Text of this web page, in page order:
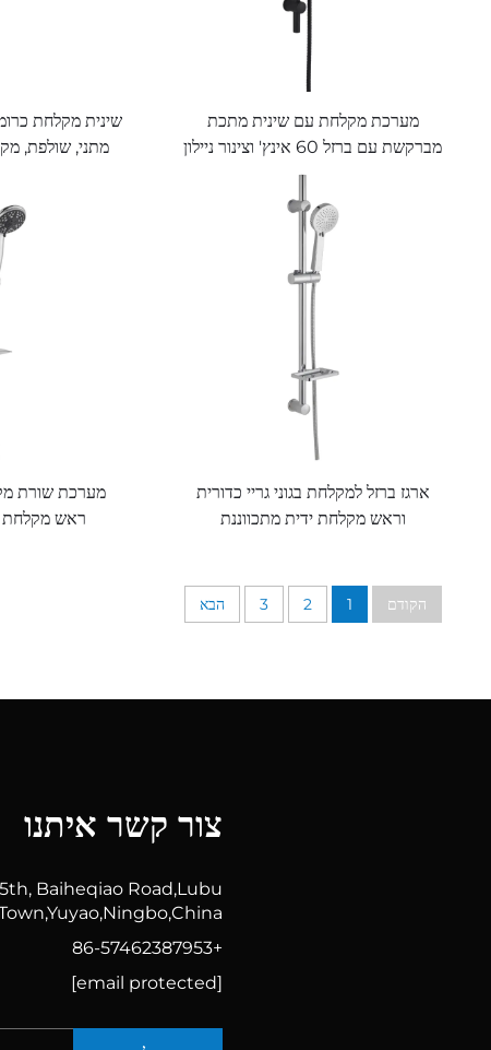
מערכת מקלחת עם שינית מתכת
מברקשת עם ברזל 60 אינץ' וצינור ניילון
שינית מקלחת
מתני, שולפת,
ארגז ברזל למקלחת בגוני גריי כדורית
וראש מקלחת ידית מתכווננת
מערכת שורת
ראש מקלחת
הקודם 1
2
3 הבא
צור קשר איתנו
Baiheqiao Road,Lubu
+86-57462387953
[email protected]